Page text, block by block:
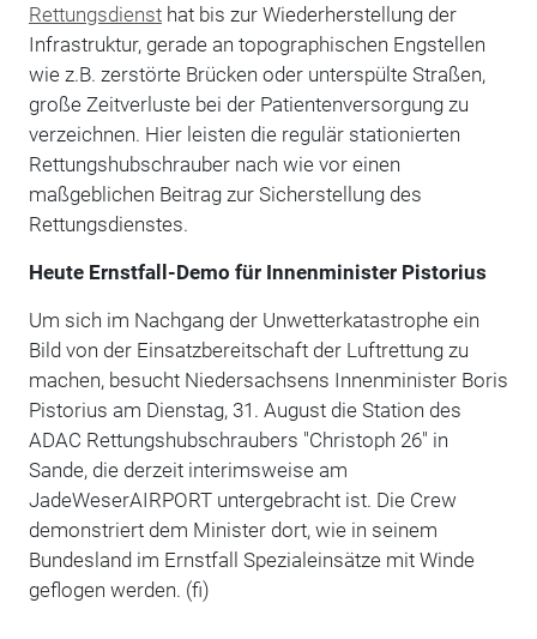
Rettungsdiensthat bis zur Wiederherstellung der
Infrastruktur, gerade an topographischen Engstellen
wie z.B. zerstörte Brücken oder unterspülte Straßen,
große Zeitverluste bei der Patientenversorgung zu
verzeichnen. Hier leisten die regulär stationierten
Rettungshubschrauber nach wie vor einen
maßgeblichen Beitrag zur Sicherstellung des
Rettungsdienstes.
Heute Ernstfall-Demo für Innenminister Pistorius
Um sich im Nachgang der Unwetterkatastrophe ein
Bild von der Einsatzbereitschaft der Luftrettung zu
machen, besucht Niedersachsens Innenminister Boris
Pistorius am Dienstag, 31. August die Station des
ADAC Rettungshubschraubers "Christoph 26" in
Sande, die derzeit interimsweise am
JadeWeserAIRPORT untergebracht ist. Die Crew
demonstriert dem Minister dort, wie in seinem
Bundesland im Ernstfall Spezialeinsätze mit Winde
geflogen werden. (fi)